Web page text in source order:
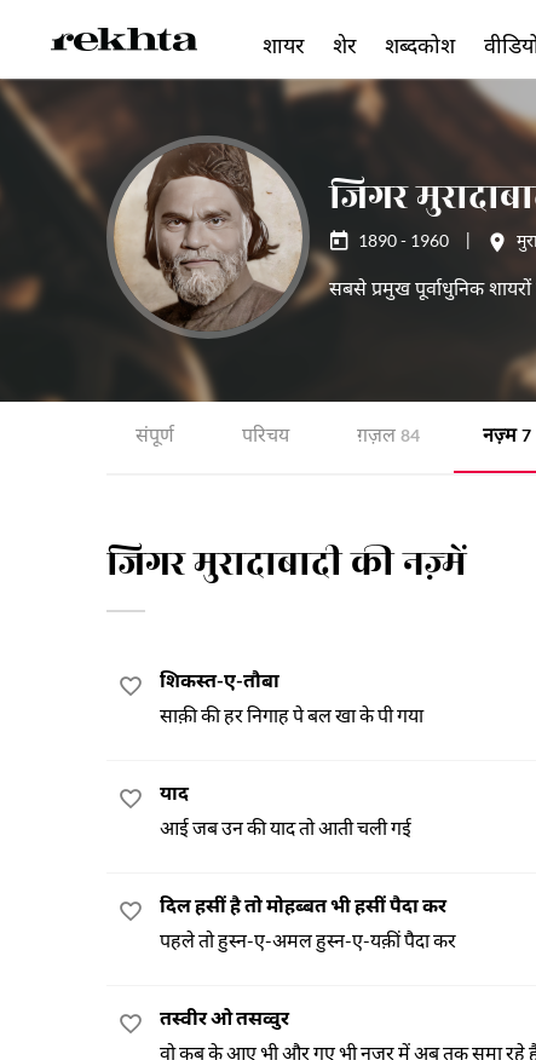
जिगर
1890 - 1960
सबसे प्रमुख पूर्वाधुनिक
संपूर्ण परिचय ग़ज़ल 84 नज़्म 7
जिगर मुरादाबादी की नज़्में
शिकस्त-ए-तौबा
साक़ी की हर निगाह पे बल खा के पी गया
याद
आई जब उन की याद तो आती चली गई
दिल हसीं है तो मोहब्बत भी हसीं पैदा कर
पहले तो हुस्न-ए-अमल हुस्न-ए-यक़ीं पैदा कर
तस्वीर ओ तसव्वुर
वो कब के आए भी और गए भी नज़र में अब तक समा रहे
शायर शेर शब्दकोश